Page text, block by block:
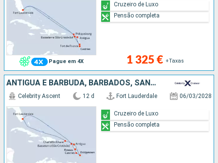
Pague em 4X 1 325 € +Taxas
Cruzeiro de Luxo
Pensão completa
ANTÍGUA E BARBUDA, BARBADOS, SANTA LÚCIA, DOMINICA, ESTADOS UNIDOS
Celebrity Ascent 12 d Fort Lauderdale 06/03/2028
Cruzeiro de Luxo
Pensão completa